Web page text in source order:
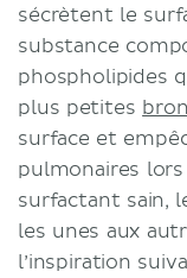
sécrètent le
substance
phospholipides
plus petites
surface et
pulmonaires lors
surfactant sain,
les unes aux
l’inspiration